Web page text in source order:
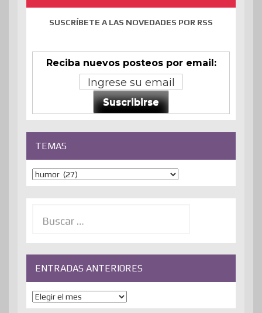
SUSCRÍBETE A LAS NOVEDADES POR RSS
Reciba nuevos posteos por email:
Suscribirse
TEMAS
Temas
ENTRADAS ANTERIORES
ENTRADAS
ANTERIORES